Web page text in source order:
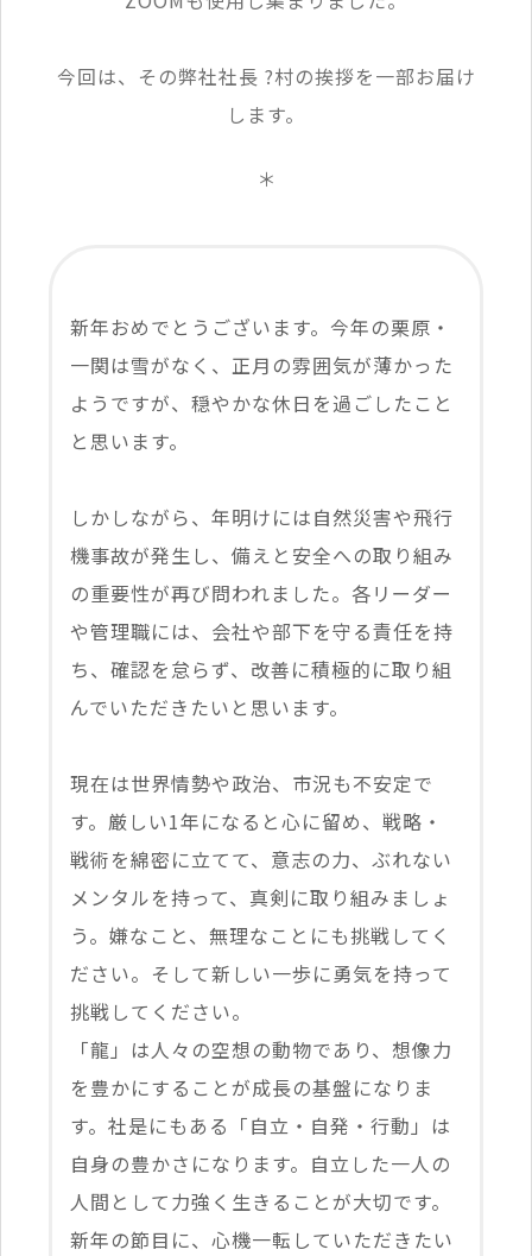
今回は、その弊社社長 ?村の挨拶を一部お届け
します。
＊
新年おめでとうございます。今年の栗原・
一関は雪がなく、正月の雰囲気が薄かった
ようですが、穏やかな休日を過ごしたこと
と思います。
しかしながら、年明けには自然災害や飛行
機事故が発生し、備えと安全への取り組み
の重要性が再び問われました。各リーダー
や管理職には、会社や部下を守る責任を持
ち、確認を怠らず、改善に積極的に取り組
んでいただきたいと思います。
現在は世界情勢や政治、市況も不安定で
す。厳しい1年になると心に留め、戦略・
戦術を綿密に立てて、意志の力、ぶれない
メンタルを持って、真剣に取り組みましょ
う。嫌なこと、無理なことにも挑戦してく
ださい。そして新しい一歩に勇気を持って
挑戦してください。
「龍」は人々の空想の動物であり、想像力
を豊かにすることが成長の基盤になりま
す。社是にもある「自立・自発・行動」は
自身の豊かさになります。自立した一人の
人間として力強く生きることが大切です。
新年の節目に、心機一転していただきたい